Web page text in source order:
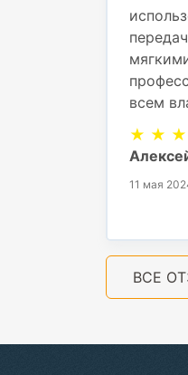
всем
★ ★
11 мая
ВСЕ